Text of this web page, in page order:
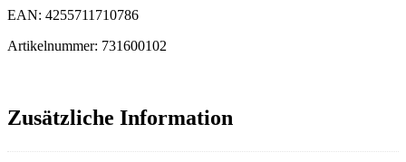
EAN: 4255711710786
Artikelnummer: 731600102
Zusätzliche Information